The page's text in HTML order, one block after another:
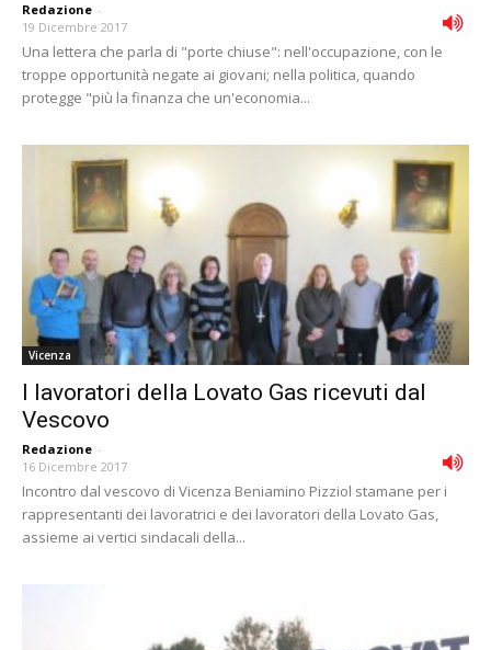
Redazione -
19 Dicembre 2017
Una lettera che parla di "porte chiuse": nell'occupazione, con le
troppe opportunità negate ai giovani; nella politica, quando
protegge "più la finanza che un'economia...
Vicenza
I lavoratori della Lovato Gas ricevuti dal
Vescovo
Redazione -
16 Dicembre 2017
Incontro dal vescovo di Vicenza Beniamino Pizziol stamane per i
rappresentanti dei lavoratrici e dei lavoratori della Lovato Gas,
assieme ai vertici sindacali della...